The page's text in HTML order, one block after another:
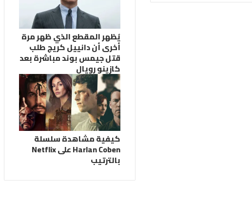
يُظهر المقطع الذي ظهر مرة
أخرى أن دانييل كريج طلب
قتل جيمس بوند مباشرة بعد
كازينو رويال
كيفية مشاهدة سلسلة
Harlan Coben على Netflix
بالترتيب